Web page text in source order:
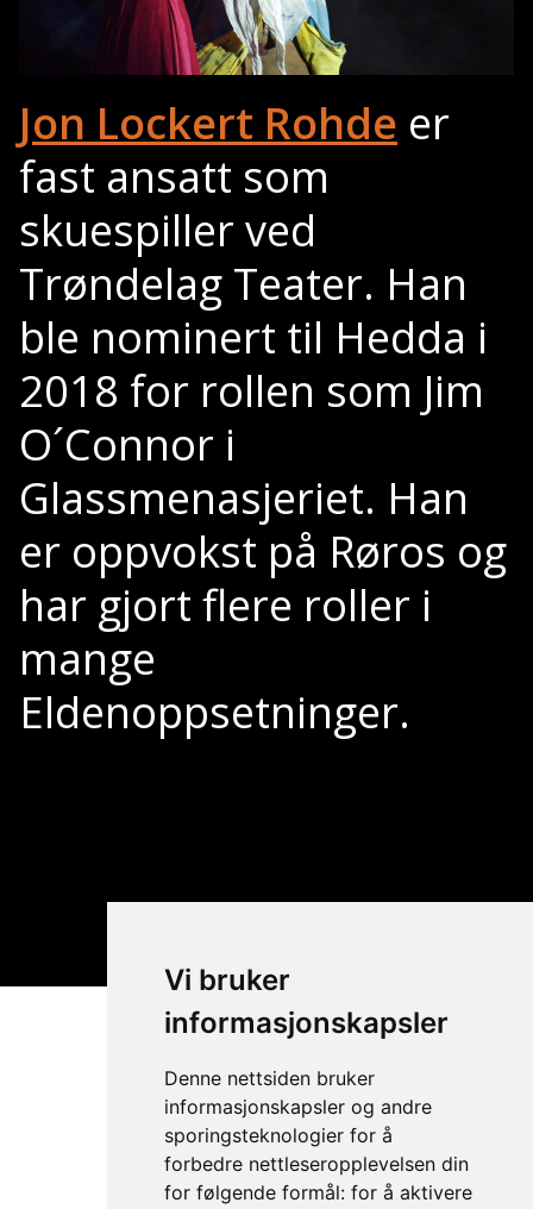
Vi bruker
informasjonskapsler
Denne nettsiden bruker
informasjonskapsler og andre
sporingsteknologier for å
forbedre nettleseropplevelsen din
for følgende formål: for å aktivere
Jon Lockert Rohde er
fast ansatt som
skuespiller ved
Trøndelag Teater. Han
ble nominert til Hedda i
2018 for rollen som Jim
O´Connor i
Glassmenasjeriet. Han
er oppvokst på Røros og
har gjort flere roller i
mange
Eldenoppsetninger.
Elden 2026
22. juli – 1. august
Billettsalget er i gang.